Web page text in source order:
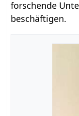
forschende
beschäftigen.